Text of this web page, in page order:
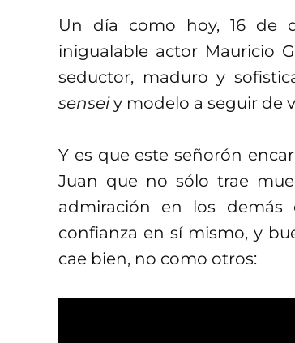
Un día como hoy, 16 de
inigualable actor Mauricio
seductor, maduro y
senseiy modelo a seguir de
Y es que este señorón
Juan que no sólo trae
admiración en los demás
confianza en sí mismo, y
cae bien, no como otros: